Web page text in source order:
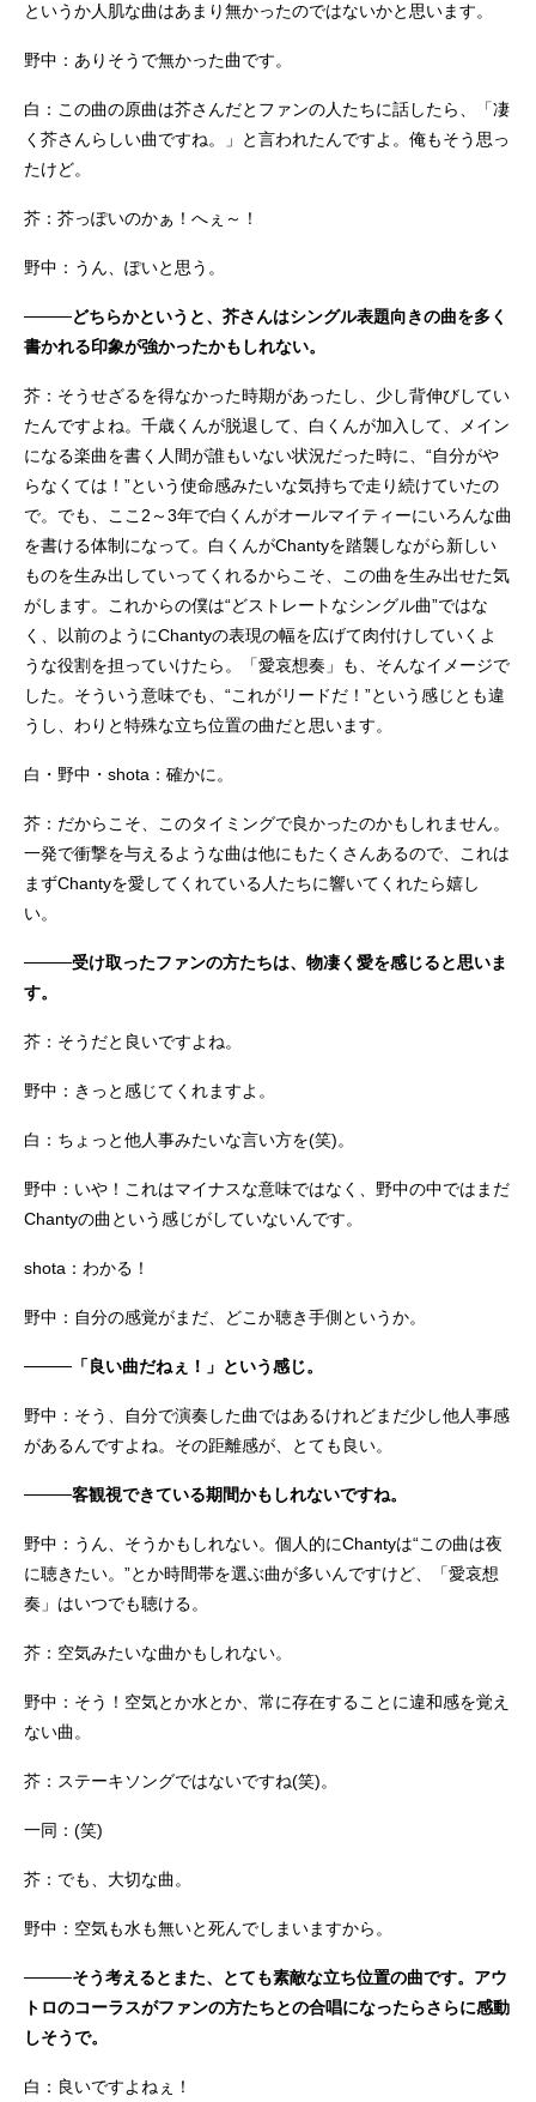
というか人肌な曲はあまり無かったのではないかと思います。
野中：ありそうで無かった曲です。
白：この曲の原曲は芥さんだとファンの人たちに話したら、「凄
く芥さんらしい曲ですね。」と言われたんですよ。俺もそう思っ
たけど。
芥：芥っぽいのかぁ！へぇ～！
野中：うん、ぽいと思う。
────どちらかというと、芥さんはシングル表題向きの曲を多く
書かれる印象が強かったかもしれない。
芥：そうせざるを得なかった時期があったし、少し背伸びしてい
たんですよね。千歳くんが脱退して、白くんが加入して、メイン
になる楽曲を書く人間が誰もいない状況だった時に、“自分がや
らなくては！”という使命感みたいな気持ちで走り続けていたの
で。でも、ここ2～3年で白くんがオールマイティーにいろんな曲
を書ける体制になって。白くんがChantyを踏襲しながら新しい
ものを生み出していってくれるからこそ、この曲を生み出せた気
がします。これからの僕は“どストレートなシングル曲”ではな
く、以前のようにChantyの表現の幅を広げて肉付けしていくよ
うな役割を担っていけたら。「愛哀想奏」も、そんなイメージで
した。そういう意味でも、“これがリードだ！”という感じとも違
うし、わりと特殊な立ち位置の曲だと思います。
白・野中・shota：確かに。
芥：だからこそ、このタイミングで良かったのかもしれません。
一発で衝撃を与えるような曲は他にもたくさんあるので、これは
まずChantyを愛してくれている人たちに響いてくれたら嬉し
い。
────受け取ったファンの方たちは、物凄く愛を感じると思いま
す。
芥：そうだと良いですよね。
野中：きっと感じてくれますよ。
白：ちょっと他人事みたいな言い方を(笑)。
野中：いや！これはマイナスな意味ではなく、野中の中ではまだ
Chantyの曲という感じがしていないんです。
shota：わかる！
野中：自分の感覚がまだ、どこか聴き手側というか。
────「良い曲だねぇ！」という感じ。
野中：そう、自分で演奏した曲ではあるけれどまだ少し他人事感
があるんですよね。その距離感が、とても良い。
────客観視できている期間かもしれないですね。
野中：うん、そうかもしれない。個人的にChantyは“この曲は夜
に聴きたい。”とか時間帯を選ぶ曲が多いんですけど、「愛哀想
奏」はいつでも聴ける。
芥：空気みたいな曲かもしれない。
野中：そう！空気とか水とか、常に存在することに違和感を覚え
ない曲。
芥：ステーキソングではないですね(笑)。
一同：(笑)
芥：でも、大切な曲。
野中：空気も水も無いと死んでしまいますから。
────そう考えるとまた、とても素敵な立ち位置の曲です。アウ
トロのコーラスがファンの方たちとの合唱になったらさらに感動
しそうで。
白：良いですよねぇ！